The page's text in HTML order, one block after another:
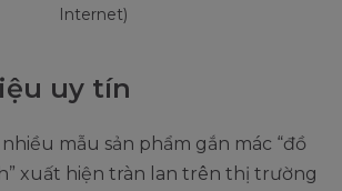
Internet)
uy tín
mẫu sản phẩm gắn mác “đồ
xuất hiện tràn lan trên thị trường